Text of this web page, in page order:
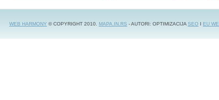
WEB HARMONY © COPYRIGHT 2010. MAPA.IN.RS - AUTORI: OPTIMIZACIJASEO I EU